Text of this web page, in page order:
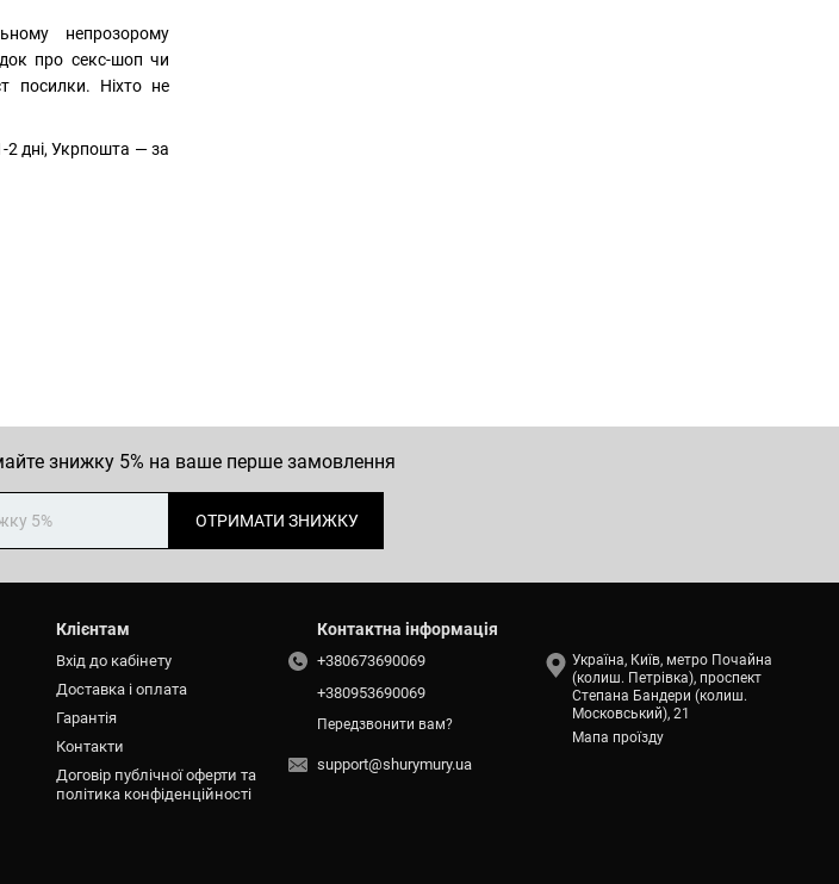
непрозорому
про секс-шоп чи
посилки. Ніхто не
дні, Укрпошта — за
знижку 5% на ваше перше замовлення
ОТРИМАТИ ЗНИЖКУ
Клієнтам
Вхід до кабінету
Доставка і оплата
Гарантія
Контакти
Договір публічної оферти та
політика конфіденційності
Контактна інформація
+380673690069
+380953690069
Передзвонити вам?
support@shurymury.ua
Україна, Київ, метро Почайна
(колиш. Петрівка), проспект
Степана Бандери (колиш.
Московський), 21
Мапа проїзду